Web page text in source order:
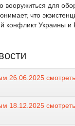
вооружиться для
что
конфликт Украины и
26.06.2025
18.12.2025